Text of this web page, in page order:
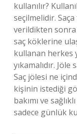
kullanılır?
seçilmelidir.
verildikten sonra
saç köklerine
kullanan herkes
yıkamalıdır. Jöle
Saç jölesi ne
kişinin istediği
bakımı ve
sadece günlük